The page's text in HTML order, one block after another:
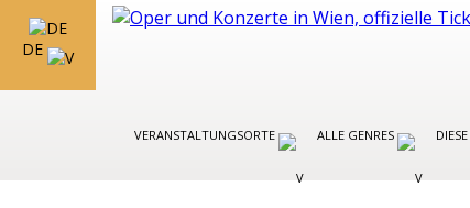
DE
VERANSTALTUNGSORTE ALLE GENRES